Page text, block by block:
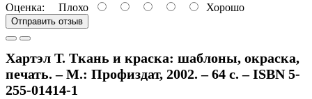
Оценка: Плохо Хорошо
Отправить отзыв
Хартэл Т. Ткань и краска: шаблоны, окраска,
печать. – М.: Профиздат, 2002. – 64 с. – ISBN 5-
255-01414-1